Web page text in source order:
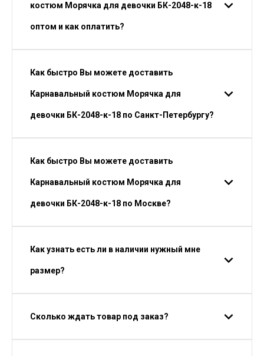
костюм Морячка для девочки БК-2048-к-18
оптом и как оплатить?
Как быстро Вы можете доставить
Карнавальный костюм Морячка для
девочки БК-2048-к-18 по Санкт-Петербургу?
Как быстро Вы можете доставить
Карнавальный костюм Морячка для
девочки БК-2048-к-18 по Москве?
Как узнать есть ли в наличии нужный мне
размер?
Сколько ждать товар под заказ?